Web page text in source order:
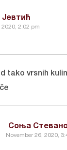
Јевтић
2020, 2:02 pm
Соња
November 26, 2020,
tako vrsnih